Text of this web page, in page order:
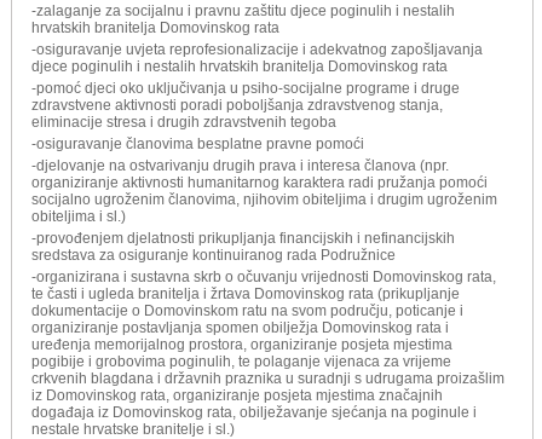
-zalaganje za socijalnu i pravnu zaštitu djece poginulih i nestalih
hrvatskih branitelja Domovinskog rata
-osiguravanje uvjeta reprofesionalizacije i adekvatnog zapošljavanja
djece poginulih i nestalih hrvatskih branitelja Domovinskog rata
-pomoć djeci oko uključivanja u psiho-socijalne programe i druge
zdravstvene aktivnosti poradi poboljšanja zdravstvenog stanja,
eliminacije stresa i drugih zdravstvenih tegoba
-osiguravanje članovima besplatne pravne pomoći
-djelovanje na ostvarivanju drugih prava i interesa članova (npr.
organiziranje aktivnosti humanitarnog karaktera radi pružanja pomoći
socijalno ugroženim članovima, njihovim obiteljima i drugim ugroženim
obiteljima i sl.)
-provođenjem djelatnosti prikupljanja financijskih i nefinancijskih
sredstava za osiguranje kontinuiranog rada Podružnice
-organizirana i sustavna skrb o očuvanju vrijednosti Domovinskog rata,
te časti i ugleda branitelja i žrtava Domovinskog rata (prikupljanje
dokumentacije o Domovinskom ratu na svom području, poticanje i
organiziranje postavljanja spomen obilježja Domovinskog rata i
uređenja memorijalnog prostora, organiziranje posjeta mjestima
pogibije i grobovima poginulih, te polaganje vijenaca za vrijeme
crkvenih blagdana i državnih praznika u suradnji s udrugama proizašlim
iz Domovinskog rata, organiziranje posjeta mjestima značajnih
događaja iz Domovinskog rata, obilježavanje sjećanja na poginule i
nestale hrvatske branitelje i sl.)